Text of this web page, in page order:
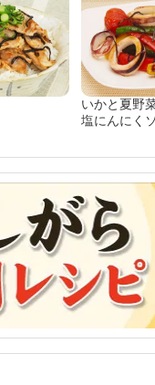
いかと夏野
塩にんにく